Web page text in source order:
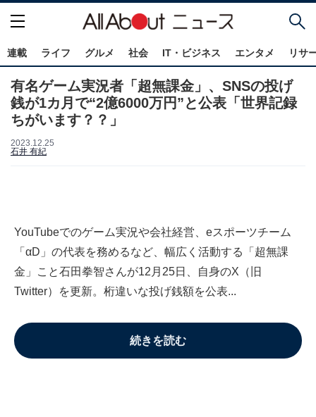
連載 ライフ グルメ 社会 IT・ビジネス エンタメ リサ
有名ゲーム実況者「超無課金」、SNSの投げ
銭が1カ月で“2億6000万円”と公表「世界記録
ちがいます？？」
2023.12.25
石井 有紀
YouTubeでのゲーム実況や会社経営、eスポーツチーム
「αD」の代表を務めるなど、幅広く活動する「超無課
金」こと石田拳智さんが12月25日、自身のX（旧
Twitter）を更新。桁違いな投げ銭額を公表...
続きを読む